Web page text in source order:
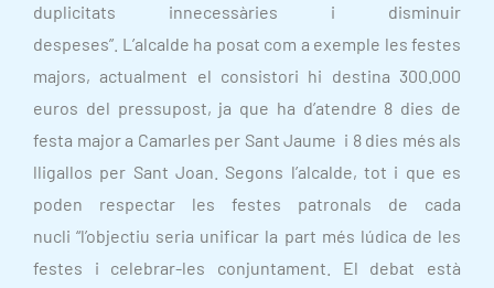
duplicitats innecessàries i disminuir
despeses”. L’alcalde ha posat com a exemple les festes
majors, actualment el consistori hi destina 300.000
euros del pressupost, ja que ha d’atendre 8 dies de
festa major a Camarles per Sant Jaume i 8 dies més als
lligallos per Sant Joan. Segons l’alcalde, tot i que es
poden respectar les festes patronals de cada
nucli “l’objectiu seria unificar la part més lúdica de les
festes i celebrar-les conjuntament. El debat està